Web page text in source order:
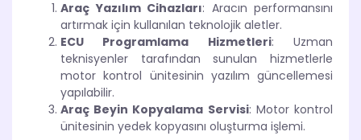
Araç Yazılım Cihazları: Aracın performansını
artırmak için kullanılan teknolojik aletler.
ECU Programlama Hizmetleri: Uzman
teknisyenler tarafından sunulan hizmetlerle
motor kontrol ünitesinin yazılım güncellemesi
yapılabilir.
Araç Beyin Kopyalama Servisi: Motor kontrol
ünitesinin yedek kopyasını oluşturma işlemi.